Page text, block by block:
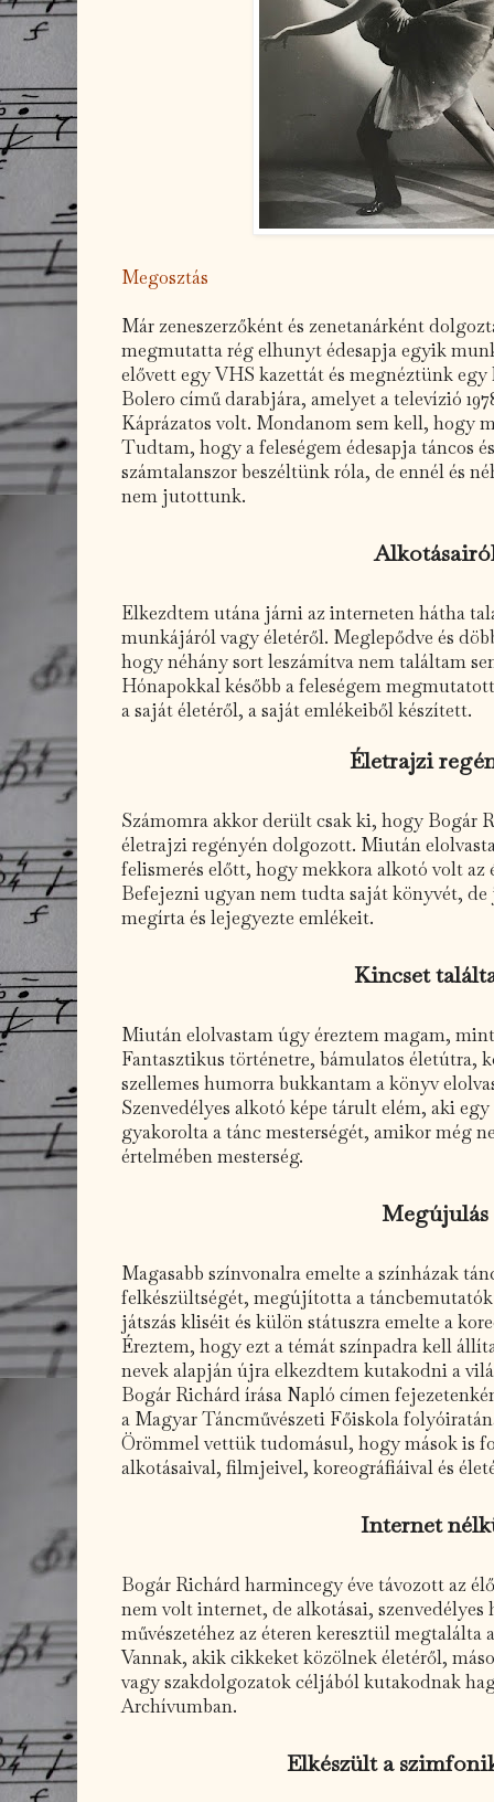
Megosztás
Már zeneszerzőként és zenetanárként
megmutatta rég elhunyt édesapja egyik
elővett egy VHS kazettát és megnéztünk
Bolero című darabjára, amelyet a televízió
Káprázatos volt. Mondanom sem kell, hogy
Tudtam, hogy a feleségem édesapja táncos
számtalanszor beszéltünk róla, de ennél és
nem jutottunk.
Elkezdtem utána járni az interneten hátha
munkájáról vagy életéről. Meglepődve és
hogy néhány sort leszámítva nem találtam
Hónapokkal később a feleségem
a saját életéről, a saját emlékeiből készített.
Életrajzi
Számomra akkor derült csak ki, hogy Bogár
életrajzi regényén dolgozott. Miután
felismerés előtt, hogy mekkora alkotó volt az
Befejezni ugyan nem tudta saját könyvét,
megírta és lejegyezte emlékeit.
Kincset
Miután elolvastam úgy éreztem magam,
Fantasztikus történetre, bámulatos életútra,
szellemes humorra bukkantam a könyv
Szenvedélyes alkotó képe tárult elém, aki
gyakorolta a tánc mesterségét, amikor még
értelmében mesterség.
Megújulás
Magasabb színvonalra emelte a színházak
felkészültségét, megújította a
játszás kliséit és külön státuszra emelte a
Éreztem, hogy ezt a témát színpadra kell
nevek alapján újra elkezdtem kutakodni a
Bogár Richárd írása Napló címen
a Magyar Táncművészeti Főiskola
Örömmel vettük tudomásul, hogy mások is
alkotásaival, filmjeivel, koreográfiáival és
Internet
Bogár Richárd harmincegy éve távozott az
nem volt internet, de alkotásai, szenvedélyes
művészetéhez az éteren keresztül megtalálta
Vannak, akik cikkeket közölnek életéről,
vagy szakdolgozatok céljából kutakodnak
Archívumban.
Elkészült a